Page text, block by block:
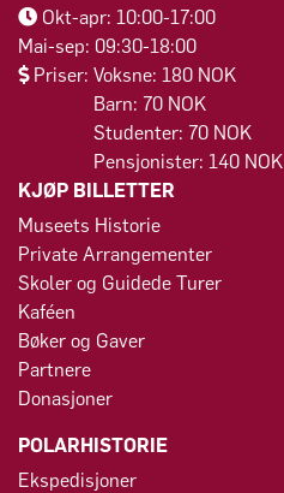
Okt-apr: 10:00-17:00
Mai-sep: 09:30-18:00
Priser: Voksne: 180 NOK
Barn: 70 NOK
Studenter: 70 NOK
Pensjonister: 140 NOK
KJØP BILLETTER
Museets Historie
Private Arrangementer
Skoler og Guidede Turer
Kaféen
Bøker og Gaver
Partnere
Donasjoner
POLARHISTORIE
Ekspedisjoner